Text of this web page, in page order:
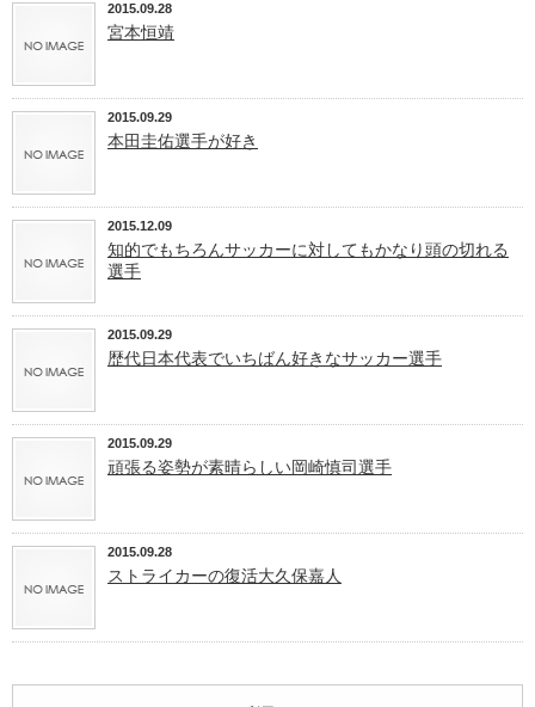
2015.09.28
宮本恒靖
2015.09.29
本田圭佑選手が好き
2015.12.09
知的でもちろんサッカーに対してもかなり頭の切れる
選手
2015.09.29
歴代日本代表でいちばん好きなサッカー選手
2015.09.29
頑張る姿勢が素晴らしい岡崎慎司選手
2015.09.28
ストライカーの復活大久保嘉人